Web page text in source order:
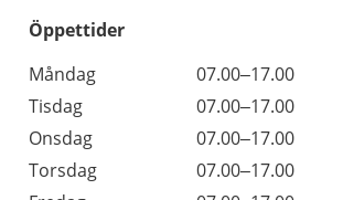
Öppettider
Dag
Öppettider
Kommentarer
Måndag
07.00–17.00
Tisdag
07.00–17.00
Onsdag
07.00–17.00
Torsdag
07.00–17.00